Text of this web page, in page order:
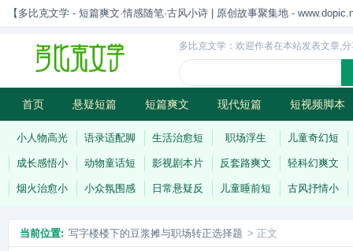
【多比克文学 - 短篇爽文·情感随笔·古风小诗 | 原创故事聚集地 -
多比克文学：欢迎作者在本站发表文章,
首页 悬疑短篇 短篇爽文 现代短篇 短视频脚本
古风小诗 科幻短篇 现代小诗 连载
小人物高光 语录适配脚 生活治愈短 职场浮生 儿童奇幻短
成长感悟小 动物童话短 影视剧本片 反套路爽文 轻科幻爽文
烟火治愈小 小众氛围感 日常悬疑反 儿童睡前短 古风抒情小
当前位置: 写字楼楼下的豆浆摊与职场转正选择题 > 正文